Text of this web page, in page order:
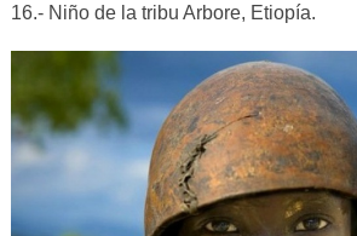
16.- Niño de la tribu Arbore, Etiopía.